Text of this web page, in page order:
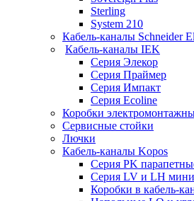
Sterling
System 210
Кабель-каналы Schneider
Кабель-каналы IEK
Серия Элекор
Серия Праймер
Серия Импакт
Серия Ecoline
Коробки
Сервисные стойки
Лючки
Кабель-каналы Kopos
Серия PK
Серия LV и LH мини
Коробки в кабель-